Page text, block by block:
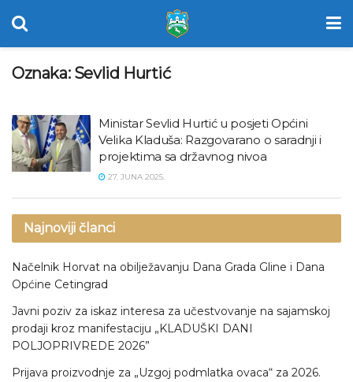
Oznaka: Sevlid Hurtić
Ministar Sevlid Hurtić u posjeti Općini
Velika Kladuša: Razgovarano o saradnji i
projektima sa državnog nivoa
27. JUNA 2025.
Najnoviji članci
Načelnik Horvat na obilježavanju Dana Grada Gline i Dana
Općine Cetingrad
Javni poziv za iskaz interesa za učestvovanje na sajamskoj
prodaji kroz manifestaciju „KLADUŠKI DANI
POLJOPRIVREDE 2026”
Prijava proizvodnje za „Uzgoj podmlatka ovaca“ za 2026.